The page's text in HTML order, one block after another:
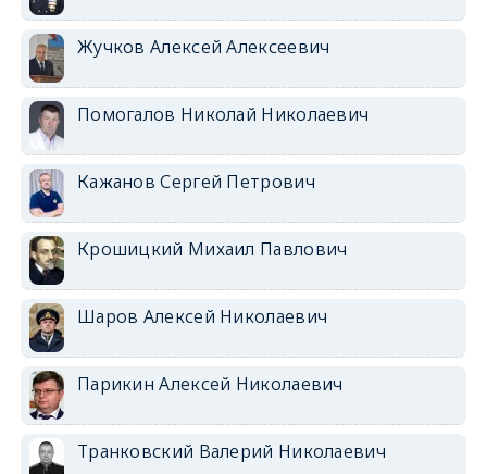
Жучков Алексей Алексеевич
Помогалов Николай Николаевич
Кажанов Сергей Петрович
Крошицкий Михаил Павлович
Шаров Алексей Николаевич
Парикин Алексей Николаевич
Транковский Валерий Николаевич